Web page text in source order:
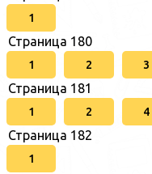
1
Страница 180
1 2 3
Страница 181
1 2 4
Страница 182
1